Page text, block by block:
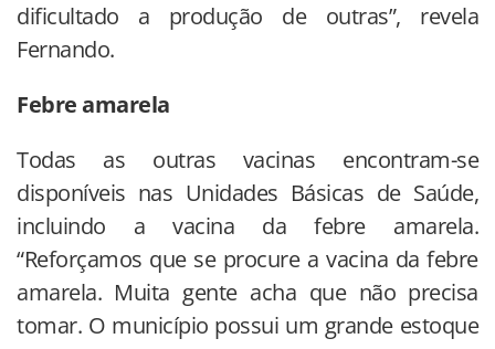
dificultado a produção de outras”, revela
Fernando.
Febre amarela
Todas as outras vacinas encontram-se
disponíveis nas Unidades Básicas de Saúde,
incluindo a vacina da febre amarela.
“Reforçamos que se procure a vacina da febre
amarela. Muita gente acha que não precisa
tomar. O município possui um grande estoque